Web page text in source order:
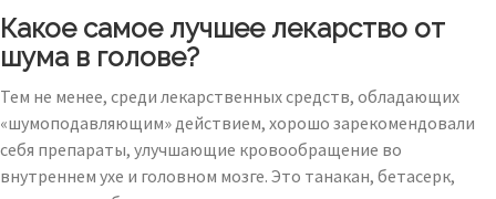
Какое самое лучшее лекарство от
шума в голове?
Тем не менее, среди лекарственных средств, обладающих
«шумоподавляющим» действием, хорошо зарекомендовали
себя препараты, улучшающие кровообращение во
внутреннем ухе и головном мозге. Это танакан, бетасерк,